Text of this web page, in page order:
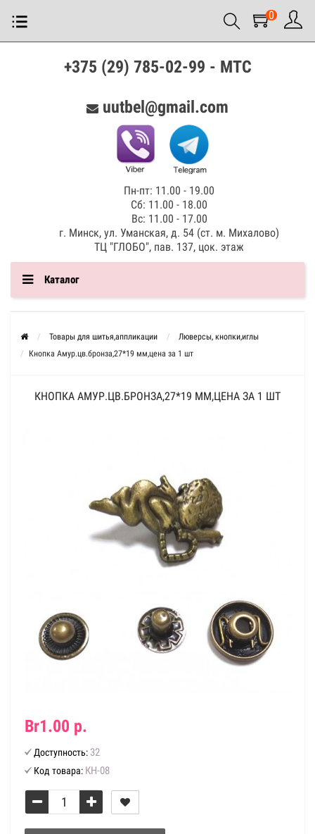
0
+375 (29) 785-02-99 - МТС
uutbel@gmail.com
Пн-пт: 11.00 - 19.00
Сб: 11.00 - 18.00
Вс: 11.00 - 17.00
г. Минск, ул. Уманская, д. 54 (ст. м. Михалово)
ТЦ "ГЛОБО", пав. 137, цок. этаж
Каталог
Товары для шитья,аппликации
Люверсы, кнопки,иглы
Кнопка Амур.цв.бронза,27*19 мм,цена за 1 шт
КНОПКА АМУР.ЦВ.БРОНЗА,27*19 ММ,ЦЕНА ЗА 1 ШТ
Br1.00 р.
Доступность: 32
Код товара: КН-08